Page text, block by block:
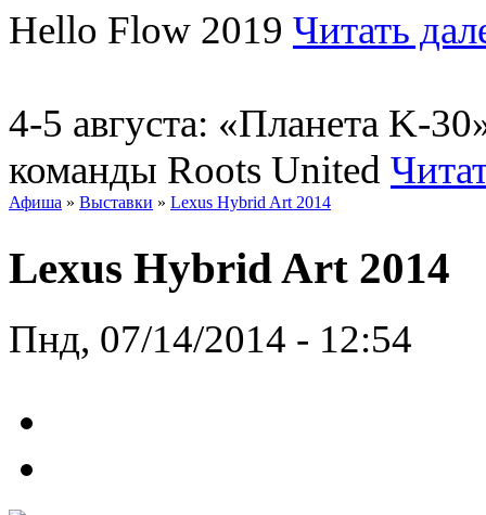
Hello Flow 2019 Читать
4-5 августа: «Планета K-
команды Roots United
Афиша » Выставки » Lexus Hybrid Art 2014
Lexus Hybrid Art 2014
Пнд, 07/14/2014 - 12:54